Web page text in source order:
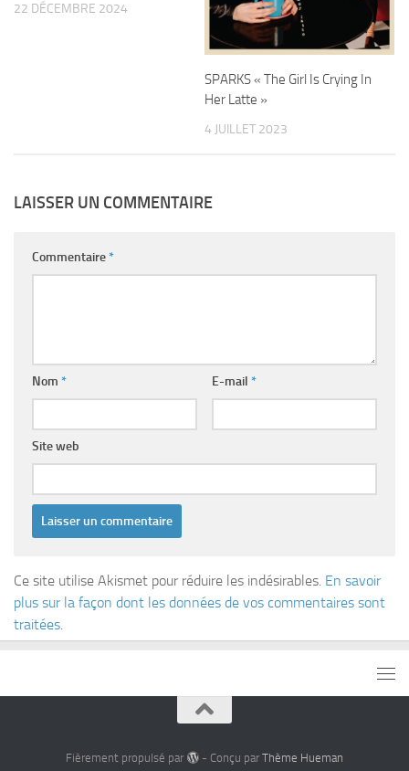
22 DÉCEMBRE 2024
SPARKS « The Girl Is Crying In
Her Latte »
4 JUILLET 2023
LAISSER UN COMMENTAIRE
Commentaire*
Nom * E-mail *
Site web
Ce site utilise Akismet pour réduire les indésirables. En savoir
plus sur la façon dont les données de vos commentaires sont
traitées.
Fièrement propulsé par - Conçu par Thème Hueman